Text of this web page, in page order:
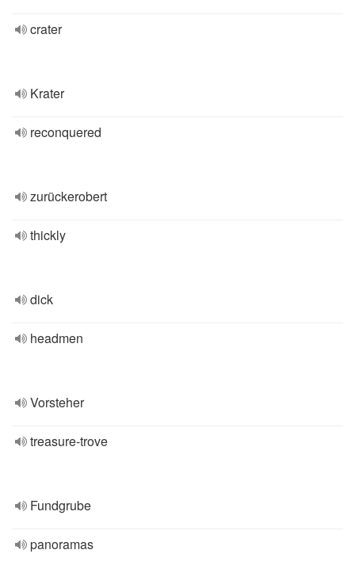
crater
Krater
reconquered
zurückerobert
thickly
dick
headmen
Vorsteher
treasure-trove
Fundgrube
panoramas